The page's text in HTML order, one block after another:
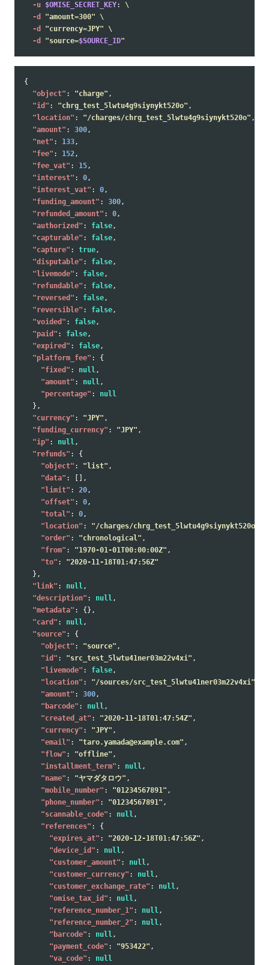
-u $OMISE_SECRET_KEY: \
-d
"amount=300" \
-d
"currency=JPY" \
-d
"source=$SOURCE_ID"
{
"object" : "charge" ,
"id" : "chrg_test_5lwtu4g9siynykt520o" ,
"location" : "/charges/chrg_test_5lwtu4g9siynykt520o" ,
"amount" : 300,
"net" : 133,
"fee" : 152,
"fee_vat" : 15,
"interest" : 0,
"interest_vat" : 0,
"funding_amount" : 300,
"refunded_amount" : 0,
"authorized" : false,
"capturable" : false,
"capture" : true,
"disputable" : false,
"livemode" : false,
"refundable" : false,
"reversed" : false,
"reversible" : false,
"voided" : false,
"paid" : false,
"expired" : false,
"platform_fee" :
{
"fixed" : null,
"amount" : null,
"percentage" :
null
},
"currency" : "JPY" ,
"funding_currency" : "JPY" ,
"ip" : null,
"refunds" :
{
"object" : "list" ,
"data" :
[],
"limit" : 20,
"offset" : 0,
"total" : 0,
"location" :
"/charges/chrg_test_5lwtu4g9siynykt520o/
"order" : "chronological" ,
"from" : "1970-01-01T00:00:00Z" ,
"to" :
"2020-11-18T01:47:56Z"
},
"link" : null,
"description" : null,
"metadata" :
{},
"card" : null,
"source" :
{
"object" : "source" ,
"id" : "src_test_5lwtu41ner03m22v4xi" ,
"livemode" : false,
"location" : "/sources/src_test_5lwtu41ner03m22v4xi"
"amount" : 300,
"barcode" : null,
"created_at" : "2020-11-18T01:47:54Z" ,
"currency" : "JPY" ,
"email" : "taro.yamada@example.com" ,
"flow" : "offline" ,
"installment_term" : null,
"name" : "ヤマダタロウ" ,
"mobile_number" : "01234567891" ,
"phone_number" : "01234567891" ,
"scannable_code" : null,
"references" :
{
"expires_at" : "2020-12-18T01:47:56Z" ,
"device_id" : null,
"customer_amount" : null,
"customer_currency" : null,
"customer_exchange_rate" : null,
"omise_tax_id" : null,
"reference_number_1" : null,
"reference_number_2" : null,
"barcode" : null,
"payment_code" : "953422" ,
"va_code" : null